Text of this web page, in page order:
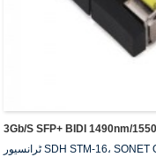
ٹرانسیور SDH STM-16، SONET OC-48، 1X/2X فائبر چینل، WDM ایپلیکیشن اور